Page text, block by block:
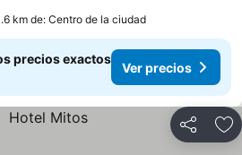
km de: Centro de la ciudad
precios exactos
Ver precios
Compartir